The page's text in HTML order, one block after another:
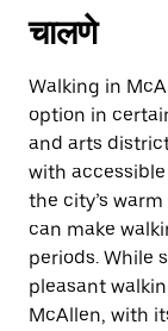
चालणे
Walking in
option in
and arts
with accessible
the city’s
can make
periods. While
pleasant
McAllen, with